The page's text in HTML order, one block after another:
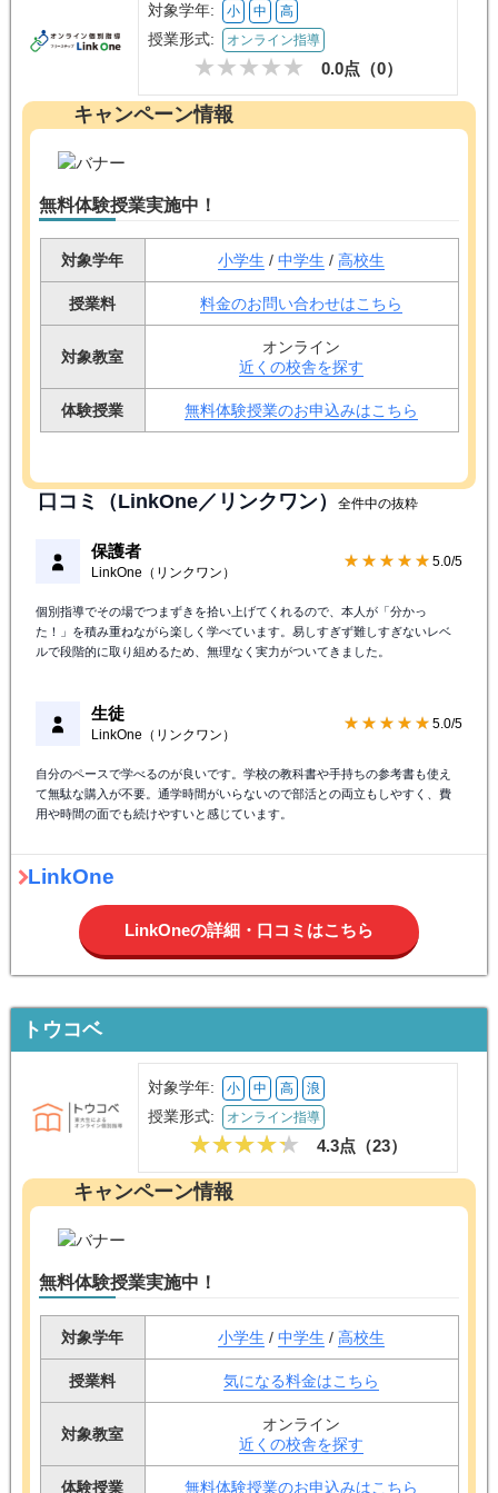
対象学年: 小 中 高
授業形式:
キャンペーン情報
無料体験授業実施中！
小学生/中学生/高校生
授業料 料金のお問い合わせはこちら
対象教室
オンライン
近くの校舎を探す
口コミ（LinkOne／リンクワン） 全件中の抜粋
保護者
LinkOne（リンクワン）
★★★★★
ルで段階的に取り組めるため、無理なく実力がついてきました。
生徒
LinkOne（リンクワン）
★★★★★5.0/5
て無駄な購入が不要。通学時間がいらないので部活との両立もしやすく、費
用や時間の面でも続けやすいと感じています。
LinkOne
対象学年: 小 中 高 浪
授業形式: オンライン指導
4.3点（23）
無料体験授業実施中！
気になる料金はこちら